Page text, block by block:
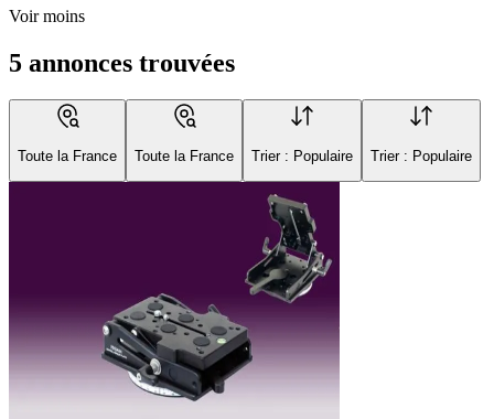
Voir moins
5 annonces trouvées
Toute la France Toute la France Trier : Populaire Trier : Populaire